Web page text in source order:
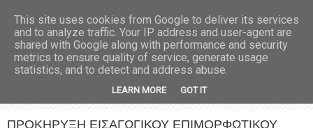
ΠΡΟΚΗΡΥΞΗ ΕΙΣΑΓΩΓΙΚΟΥ ΕΠΙΜΟΡΦΩΤΙΚΟΥ
This site uses cookies from Google to deliver its services
and to analyze traffic. Your IP address and user-agent are
shared with Google along with performance and security
metrics to ensure quality of service, generate usage
statistics, and to detect and address abuse.
LEARN MORE GOT IT